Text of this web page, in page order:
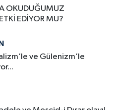
OKUDUĞUMUZ
EDİYOR MU?
ve Gülenizm’le